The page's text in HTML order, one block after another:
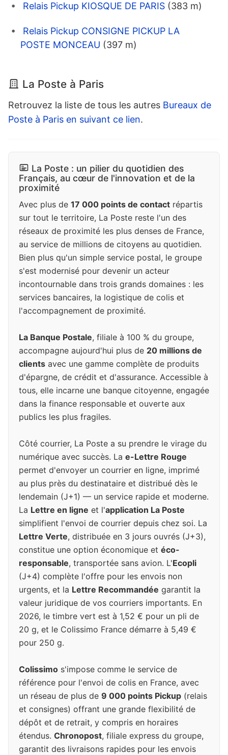
Relais Pickup KIOSQUE DE PARIS (383 m)
Relais Pickup CONSIGNE PICKUP LA
POSTE MONCEAU (397 m)
La Poste à Paris
Retrouvez la liste de tous les autres Bureaux de
Poste à Paris en suivant ce lien.
La Poste : un pilier du quotidien des
Français, au cœur de l'innovation et de la
proximité
Avec plus de 17 000 points de contact répartis
sur tout le territoire, La Poste reste l'un des
réseaux de proximité les plus denses de France,
au service de millions de citoyens au quotidien.
Bien plus qu'un simple service postal, le groupe
s'est modernisé pour devenir un acteur
incontournable dans trois grands domaines : les
services bancaires, la logistique de colis et
l'accompagnement de proximité.
La Banque Postale, filiale à 100 % du groupe,
accompagne aujourd'hui plus de 20 millions de
clients avec une gamme complète de produits
d'épargne, de crédit et d'assurance. Accessible à
tous, elle incarne une banque citoyenne, engagée
dans la finance responsable et ouverte aux
publics les plus fragiles.
Côté courrier, La Poste a su prendre le virage du
numérique avec succès. La e-Lettre Rouge
permet d'envoyer un courrier en ligne, imprimé
au plus près du destinataire et distribué dès le
lendemain (J+1) — un service rapide et moderne.
La Lettre en ligne et l'application La Poste
simplifient l'envoi de courrier depuis chez soi. La
Lettre Verte, distribuée en 3 jours ouvrés (J+3),
constitue une option économique et éco-
responsable, transportée sans avion. L'Ecopli
(J+4) complète l'offre pour les envois non
urgents, et la Lettre Recommandée garantit la
valeur juridique de vos courriers importants. En
2026, le timbre vert est à 1,52 € pour un pli de
20 g, et le Colissimo France démarre à 5,49 €
pour 250 g.
Colissimo s'impose comme le service de
référence pour l'envoi de colis en France, avec
un réseau de plus de 9 000 points Pickup (relais
et consignes) offrant une grande flexibilité de
dépôt et de retrait, y compris en horaires
étendus. Chronopost, filiale express du groupe,
garantit des livraisons rapides pour les envois